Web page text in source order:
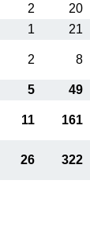
2 20
1 21
2 8
5 49
11 161
26 322